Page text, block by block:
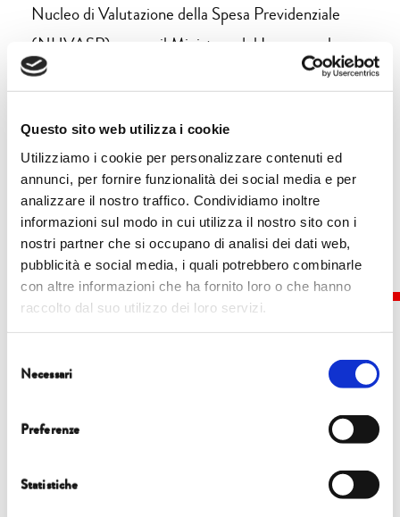
Questo sito web utilizza i cookie
Utilizziamo i cookie per personalizzare contenuti ed
annunci, per fornire funzionalità dei social media e per
analizzare il nostro traffico. Condividiamo inoltre
informazioni sul modo in cui utilizza il nostro sito con i
nostri partner che si occupano di analisi dei dati web,
pubblicità e social media, i quali potrebbero combinarle
con altre informazioni che ha fornito loro o che hanno
raccolto dal suo utilizzo dei loro servizi.
delNecessari
Preferenze
Statistiche
Nucleo di Valutazione della Spesa Previdenziale
(NUVASP) presso il Ministero del Lavoro, nel
2007 fonda Itinerari Previdenziali, di cui oggi
scrittoLe scomode verità. Su tasse, pensioni, sanità
e lavoro(2020).